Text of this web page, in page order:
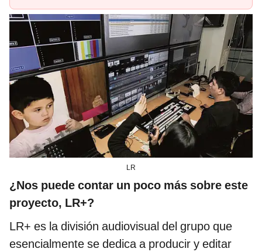
LR
¿Nos puede contar un poco más sobre este
proyecto, LR+?
LR+ es la división audiovisual del grupo que
esencialmente se dedica a producir y editar